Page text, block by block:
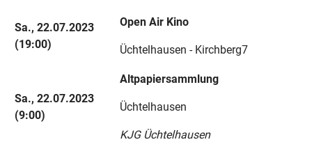
Sa., 22.07.2023
(19:00)
Open Air Kino
Üchtelhausen - Kirchberg7
Sa., 22.07.2023
(9:00)
Altpapiersammlung
Üchtelhausen
KJG Üchtelhausen